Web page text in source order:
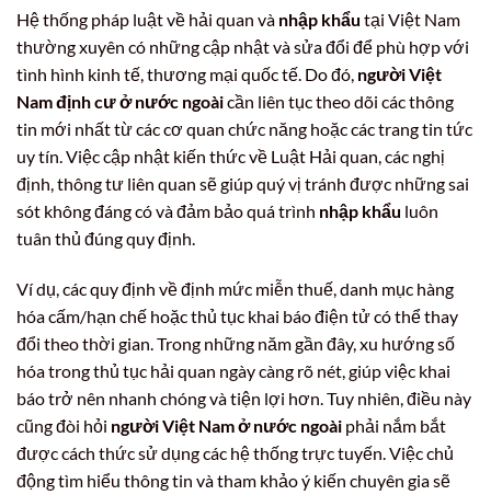
Hệ thống pháp luật về hải quan và nhập khẩu tại Việt Nam
thường xuyên có những cập nhật và sửa đổi để phù hợp với
tình hình kinh tế, thương mại quốc tế. Do đó, người Việt
Nam định cư ở nước ngoàicần liên tục theo dõi các thông
tin mới nhất từ các cơ quan chức năng hoặc các trang tin tức
uy tín. Việc cập nhật kiến thức về Luật Hải quan, các nghị
định, thông tư liên quan sẽ giúp quý vị tránh được những sai
sót không đáng có và đảm bảo quá trình nhập khẩu luôn
tuân thủ đúng quy định.
Ví dụ, các quy định về định mức miễn thuế, danh mục hàng
hóa cấm/hạn chế hoặc thủ tục khai báo điện tử có thể thay
đổi theo thời gian. Trong những năm gần đây, xu hướng số
hóa trong thủ tục hải quan ngày càng rõ nét, giúp việc khai
báo trở nên nhanh chóng và tiện lợi hơn. Tuy nhiên, điều này
cũng đòi hỏi người Việt Nam ở nước ngoài phải nắm bắt
được cách thức sử dụng các hệ thống trực tuyến. Việc chủ
động tìm hiểu thông tin và tham khảo ý kiến chuyên gia sẽ